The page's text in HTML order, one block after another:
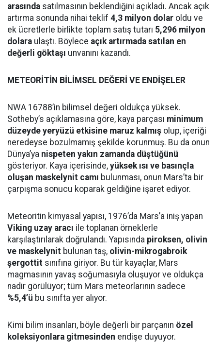
arasında satılmasının beklendiğini açıkladı. Ancak açık
artırma sonunda nihai teklif 4,3 milyon dolar oldu ve
ek ücretlerle birlikte toplam satış tutarı 5,296 milyon
dolara ulaştı. Böylece açık artırmada satılan en
değerli göktaşı unvanını kazandı.
METEORİTİN BİLİMSEL DEĞERİ VE ENDİŞELER
NWA 16788’in bilimsel değeri oldukça yüksek.
Sotheby’s açıklamasına göre, kaya parçası minimum
düzeyde yeryüzü etkisine maruz kalmış olup, içeriği
neredeyse bozulmamış şekilde korunmuş. Bu da onun
Dünya’ya nispeten yakın zamanda düştüğünü
gösteriyor. Kaya içerisinde, yüksek ısı ve basınçla
oluşan maskelynit camı bulunması, onun Mars’ta bir
çarpışma sonucu koparak geldiğine işaret ediyor.
Meteoritin kimyasal yapısı, 1976’da Mars’a iniş yapan
Viking uzay aracı ile toplanan örneklerle
karşılaştırılarak doğrulandı. Yapısında piroksen, olivin
ve maskelynit bulunan taş, olivin-mikrogabroik
şergottit sınıfına giriyor. Bu tür kayaçlar, Mars
magmasının yavaş soğumasıyla oluşuyor ve oldukça
nadir görülüyor; tüm Mars meteorlarının sadece
%5,4’ü bu sınıfta yer alıyor.
Kimi bilim insanları, böyle değerli bir parçanın özel
koleksiyonlara gitmesinden endişe duyuyor.